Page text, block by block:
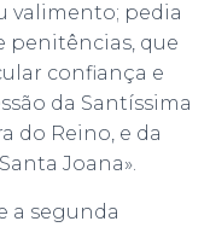
valimento; pedia
penitências, que
confiança e
da Santíssima
do Reino, e da
Joana».
a segunda